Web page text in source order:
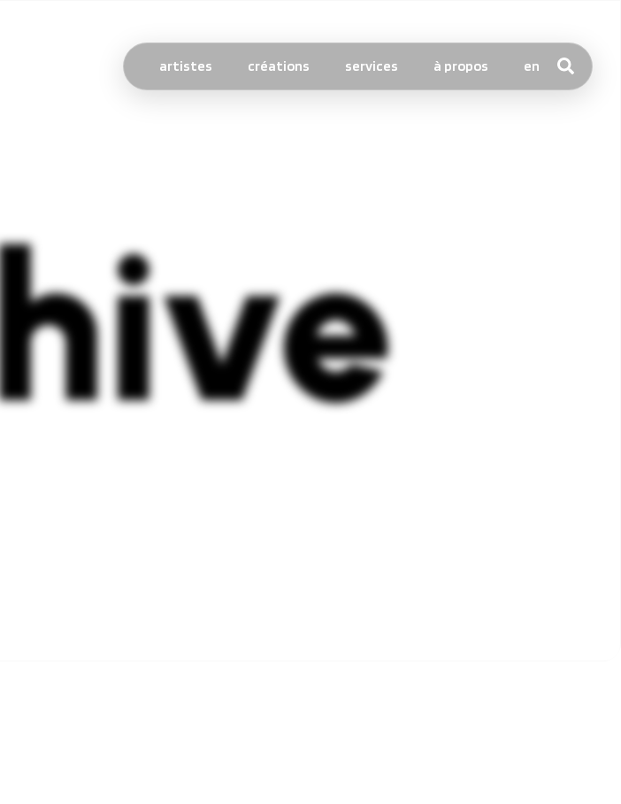
artistes créations services à propos en